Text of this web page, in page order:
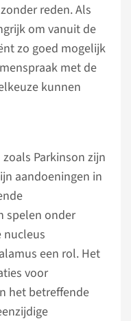
reden. Als
om vanuit de
zo goed mogelijk
met de
kunnen
Parkinson zijn
aandoeningen in
spelen onder
nucleus
een rol. Het
voor
het betreffende